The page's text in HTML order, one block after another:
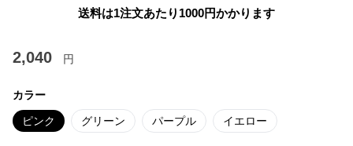
送料は1注文あたり 1000円かかります
2,040 円
カラー
ピンク グリーン パープル イエロー